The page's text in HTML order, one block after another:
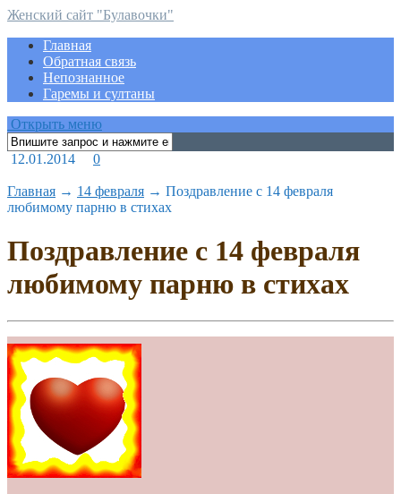
Женский сайт "Булавочки"
Главная
Обратная связь
Непознанное
Гаремы и султаны
Открыть меню
12.01.2014 0
Главная → 14 февраля → Поздравление с 14 февраля
любимому парню в стихах
Поздравление с 14 февраля
любимому парню в стихах